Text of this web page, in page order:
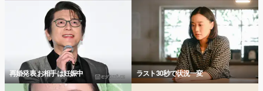
再婚発表 お相手は妊娠中 ラスト30秒で状況一変